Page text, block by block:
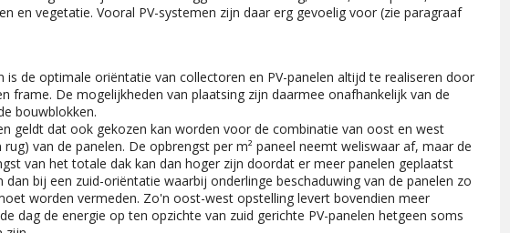
en vegetatie. Vooral PV-systemen zijn daar erg gevoelig voor (zie paragraaf
is de optimale oriëntatie van collectoren en PV-panelen altijd te realiseren door
frame. De mogelijkheden van plaatsing zijn daarmee onafhankelijk van de
bouwblokken.
geldt dat ook gekozen kan worden voor de combinatie van oost en west
rug) van de panelen. De opbrengst per m² paneel neemt weliswaar af, maar de
van het totale dak kan dan hoger zijn doordat er meer panelen geplaatst
dan bij een zuid-oriëntatie waarbij onderlinge beschaduwing van de panelen zo
worden vermeden. Zo'n oost-west opstelling levert bovendien meer
dag de energie op ten opzichte van zuid gerichte PV-panelen hetgeen soms